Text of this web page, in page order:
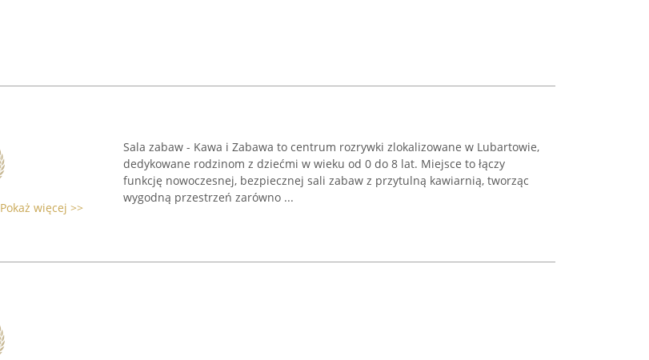
Pokaż więcej >>
Sala zabaw - Kawa i Zabawa to centrum rozrywki zlokalizowane w Lubartowie,
dedykowane rodzinom z dziećmi w wieku od 0 do 8 lat. Miejsce to łączy
funkcję nowoczesnej, bezpiecznej sali zabaw z przytulną kawiarnią, tworząc
wygodną przestrzeń zarówno ...